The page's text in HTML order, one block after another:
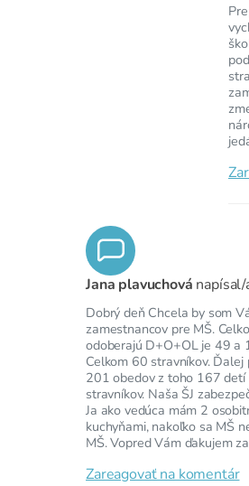
Jana plavuchová napísal/
Dobrý deň Chcela by som
zamestnancov pre MŠ.
odoberajú D+O+OL je 49 a
Celkom 60 stravníkov.
201 obedov z toho 167
stravníkov. Naša ŠJ
Ja ako vedúca mám 2
kuchyňami, nakoľko sa MŠ
MŠ. Vopred Vám ďakujem
Zareagovať na komentár